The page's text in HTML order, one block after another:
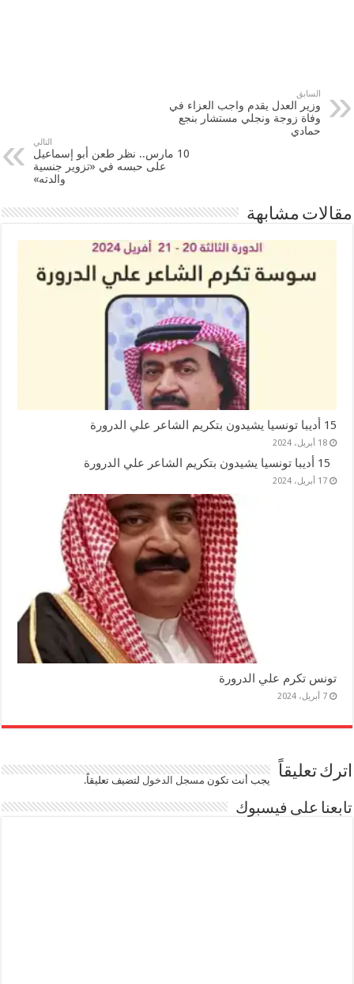
السابق
وزير العدل يقدم واجب العزاء في
وفاة زوجة ونجلي مستشار بنجع
حمادي
التالي
10 مارس.. نظر طعن أبو إسماعيل
على حبسه في «تزوير جنسية
والدته»
مقالات مشابهة
15 أديبا تونسيا يشيدون بتكريم الشاعر علي الدرورة
18 أبريل، 2024
17 أبريل، 2024
تونس تكرم علي الدرورة
7 أبريل، 2024
اترك تعليقاً يجب أنت تكون مسجل الدخوللتضيف تعليقاً.
تابعنا على فيسبوك